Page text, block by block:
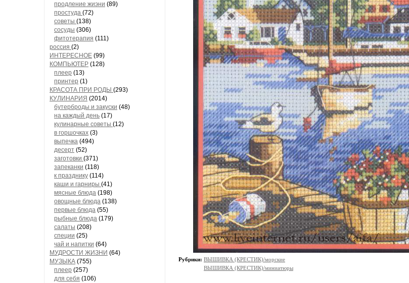
продление жиэни (89)
простуда (72)
советы (138)
сосуды (306)
фитотерапия (111)
россия (2)
ИНТЕРЕСНОЕ (99)
КОМПЬЮТЕР (128)
плеер (13)
принтер (1)
КРАСОТА ПРИ РОДЫ (293)
КУЛИНАРИЯ (2014)
бутерброды и закуски (48)
на каждый день (17)
кулинарные советы (12)
в горшочках (3)
выпечка (494)
десерт (52)
заготовки (371)
запеканки (118)
к празднику (114)
каши и гарниры (41)
мясные блюда (198)
овощные блюда (138)
первые блюда (55)
рыбные блюда (179)
салаты (208)
специи (25)
чай и напитки (64)
МУДРОСТИ ЖИЗНИ (64)
МУЗЫКА (755)
плеер (257)
для себя (106)
Рубрики: ВЫШИВКА (КРЕСТИК)/морские
ВЫШИВКА (КРЕСТИК)/миниатюры